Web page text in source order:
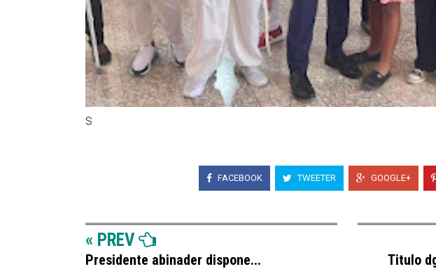
S
FACEBOOK TWEETER GOOGLE+
« PREV
Presidente abinader dispone... Titulo